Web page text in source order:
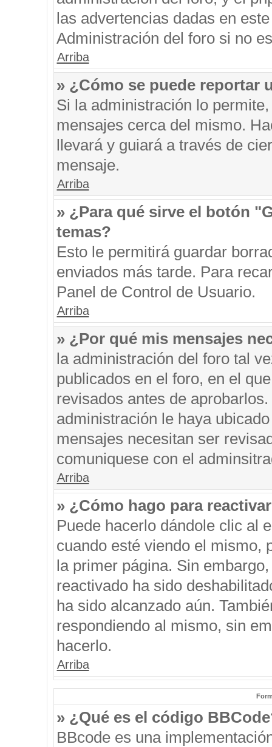
las advertencias dadas en
Administración del foro si no
Arriba
» ¿Cómo se puede reportar
Si la administración lo
mensajes cerca del mismo.
llevará y guiará a través de
mensaje.
Arriba
» ¿Para qué sirve el botón
temas?
Esto le permitirá guardar
enviados más tarde. Para
Panel de Control de Usuario.
Arriba
» ¿Por qué mis mensajes
la administración del foro tal
publicados en el foro, en el
revisados antes de
administración le haya
mensajes necesitan ser
comuniquese con el
Arriba
» ¿Cómo hago para
Puede hacerlo dándole clic al
cuando esté viendo el mismo,
la primer página. Sin
reactivado ha sido
ha sido alcanzado aún.
respondiendo al mismo, sin
hacerlo.
Arriba
» ¿Qué es el código
BBcode es una